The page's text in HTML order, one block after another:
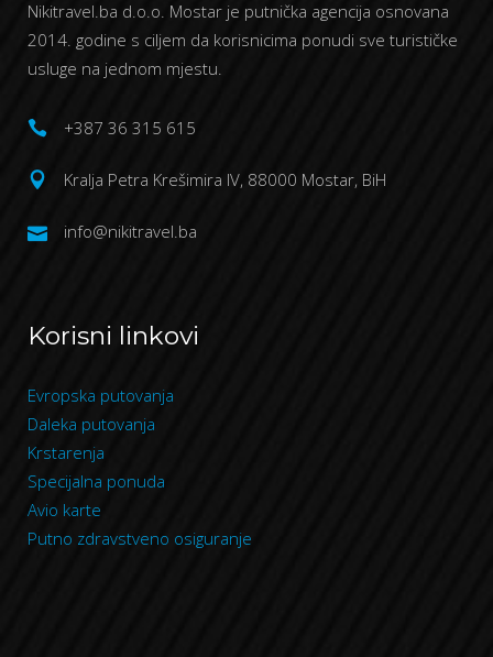
Nikitravel.ba d.o.o. Mostar je putnička agencija osnovana
2014. godine s ciljem da korisnicima ponudi sve turističke
usluge na jednom mjestu.
+387 36 315 615
Kralja Petra Krešimira IV, 88000 Mostar, BiH
info@nikitravel.ba
Korisni linkovi
Evropska putovanja
Daleka putovanja
Krstarenja
Specijalna ponuda
Avio karte
Putno zdravstveno osiguranje